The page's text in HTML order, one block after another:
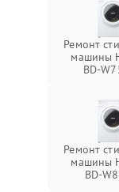
Ремонт
машины
BD-
Ремонт
машины
BD-